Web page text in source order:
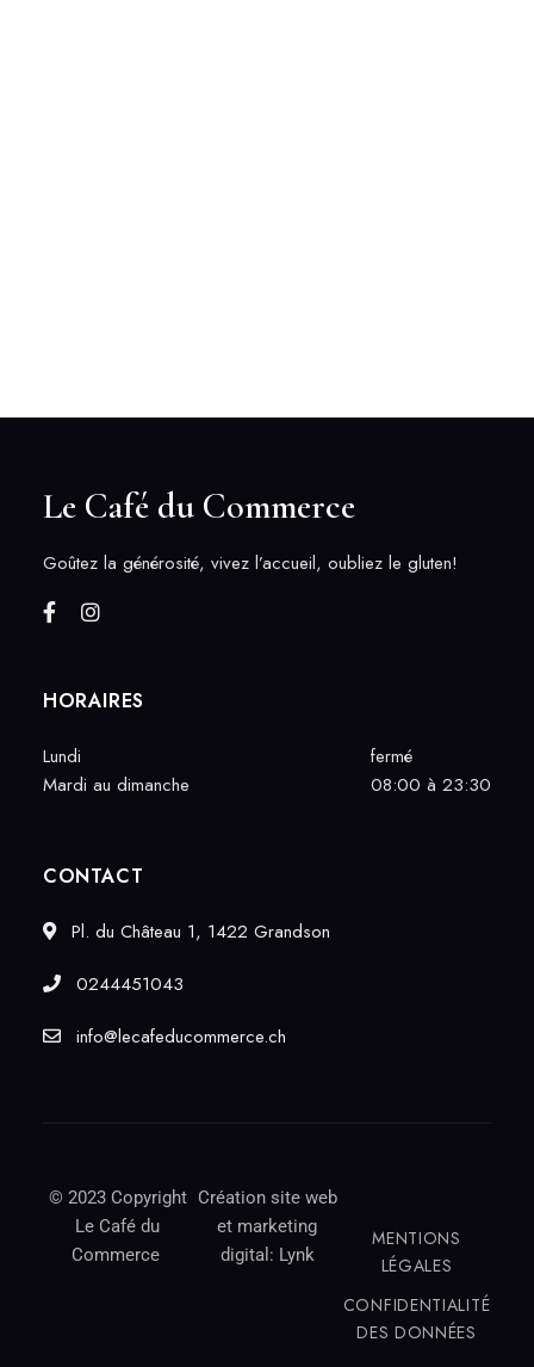
Le Café du Commerce
Goûtez la générosité, vivez l’accueil, oubliez le gluten!
HORAIRES
Lundi
fermé
Mardi au dimanche
08:00 à 23:30
CONTACT
Pl. du Château 1, 1422 Grandson
0244451043
info@lecafeducommerce.ch
© 2023 Copyright
Le Café du
Commerce
Création site web
et marketing
digital: Lynk
MENTIONS
LÉGALES
CONFIDENTIALITÉ
DES DONNÉES